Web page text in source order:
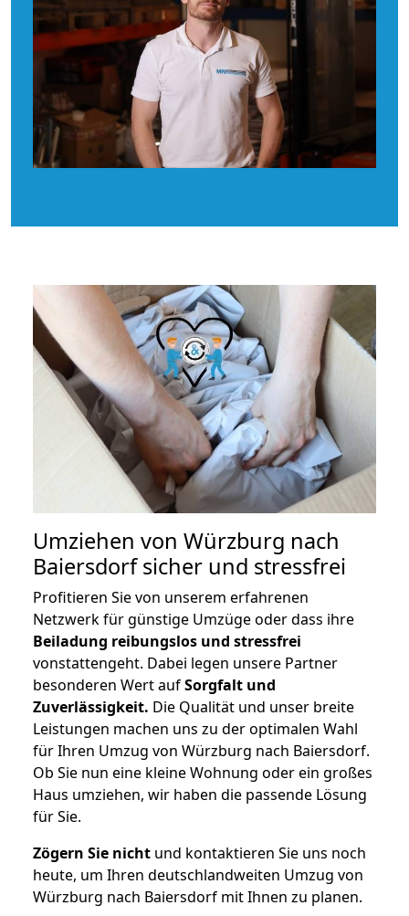
Umziehen von Würzburg nach
Baiersdorfsicher und stressfrei
Profitieren Sie von unserem erfahrenen
Netzwerk für günstige Umzüge oder dass ihre
Beiladung reibungslos und stressfrei
vonstattengeht. Dabei legen unsere Partner
besonderen Wert aufSorgfalt und
Zuverlässigkeit. Die Qualität und unser breite
Leistungen machen uns zu der optimalen Wahl
für Ihren Umzug von Würzburg nach Baiersdorf.
Ob Sie nun eine kleine Wohnung oder ein großes
Haus umziehen, wir haben die passende Lösung
für Sie.
Zögern Sie nicht und kontaktieren Sie uns noch
heute, um Ihren deutschlandweiten Umzug von
Würzburg nach Baiersdorf mit Ihnen zu planen.